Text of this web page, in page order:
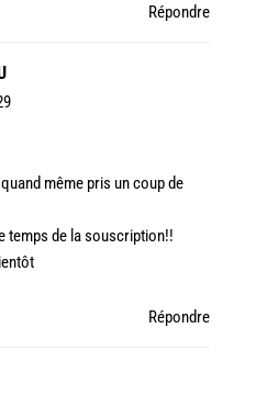
Répondre
même pris un coup de
temps de la souscription!!
Répondre